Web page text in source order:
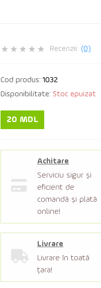
Recenzii: (0)
Cod produs: 1032
Disponibilitate: Stoc epuizat
20 MDL
Achitare
Serviciu sigur şi
eficient de
comandă şi plată
online!
Livrare
Livrare în toată
țara!